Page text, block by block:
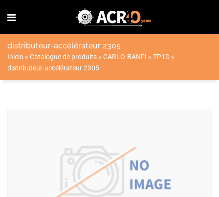
distributeur-accélérateur 2305
Inicio » Catalogue de produits » CARLO-BANFI » TP1D »
distributeur-accélérateur 2305